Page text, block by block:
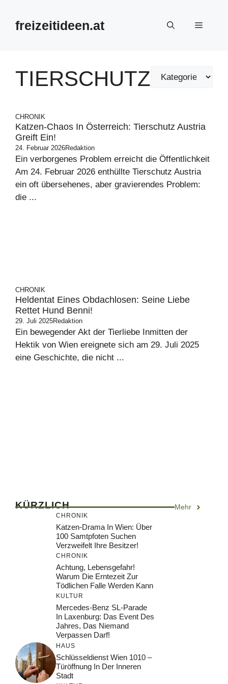
Inhalt
springenfreizeitideen.at Menü
TIERSCHUTZ
CHRONIK
Katzen-Chaos In Österreich: Tierschutz Austria
Greift Ein!
24. Februar 2026Redaktion
Ein verborgenes Problem erreicht die Öffentlichkeit
Am 24. Februar 2026 enthüllte Tierschutz Austria
ein oft übersehenes, aber gravierendes Problem:
die ...
CHRONIK
Heldentat Eines Obdachlosen: Seine Liebe
Rettet Hund Benni!
29. Juli 2025Redaktion
Ein bewegender Akt der Tierliebe Inmitten der
Hektik von Wien ereignete sich am 29. Juli 2025
eine Geschichte, die nicht ...
KÜRZLICH Mehr
CHRONIK
Katzen-Drama In Wien: Über
100 Samtpfoten Suchen
Verzweifelt Ihre Besitzer!
CHRONIK
Achtung, Lebensgefahr!
Warum Die Erntezeit Zur
Tödlichen Falle Werden Kann
KULTUR
Mercedes-Benz SL-Parade
In Laxenburg: Das Event Des
Jahres, Das Niemand
Verpassen Darf!
HAUS
Schlüsseldienst Wien 1010 –
Türöffnung In Der Inneren
Stadt